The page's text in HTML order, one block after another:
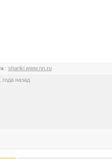
: shariki.www.nn.ru
назад